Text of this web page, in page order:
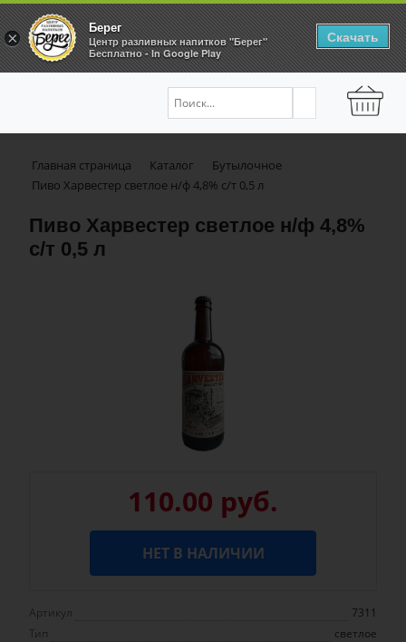
Главная страница Каталог
Бутылочное
Пиво Харвестер светлое н/ф 4,8% с/т 0,5 л
Пиво Харвестер светлое н/ф 4,8%
с/т 0,5 л
110.00 руб.
НЕТ В НАЛИЧИИ
Артикул
7311
Тип
светлое
×
Берег
Центр разливных напитков "Берег"
Бесплатно - In Google Play
Скачать